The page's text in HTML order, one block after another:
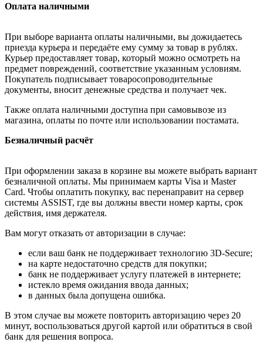
Оплата наличными
При выборе варианта оплаты наличными, вы дожидаетесь
приезда курьера и передаёте ему сумму за товар в рублях.
Курьер предоставляет товар, который можно осмотреть на
предмет повреждений, соответствие указанным условиям.
Покупатель подписывает товаросопроводительные
документы, вносит денежные средства и получает чек.
Также оплата наличными доступна при самовывозе из
магазина, оплаты по почте или использовании постамата.
Безналичный расчёт
При оформлении заказа в корзине вы можете выбрать вариант
безналичной оплаты. Мы принимаем карты Visa и Master
Card. Чтобы оплатить покупку, вас перенаправит на сервер
системы ASSIST, где вы должны ввести номер карты, срок
действия, имя держателя.
Вам могут отказать от авторизации в случае:
если ваш банк не поддерживает технологию 3D-Secure;
на карте недостаточно средств для покупки;
банк не поддерживает услугу платежей в интернете;
истекло время ожидания ввода данных;
в данных была допущена ошибка.
В этом случае вы можете повторить авторизацию через 20
минут, воспользоваться другой картой или обратиться в свой
банк для решения вопроса.